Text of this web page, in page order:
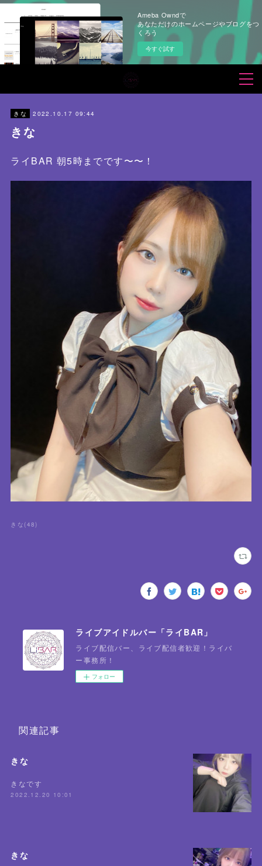
Ameba Owndで
あなただけのホームページやブログをつ
くろう
今すぐ試す
きな 2022.10.17 09:44
きな
ライBAR 朝5時までです〜〜！
きな (48)
ライブアイドルバー「ライBAR」
ライブ配信バー、ライブ配信者歓迎！ライバ
ー事務所！
フォロー
関連記事
きな
きなです
2022.12.20 10:01
きな